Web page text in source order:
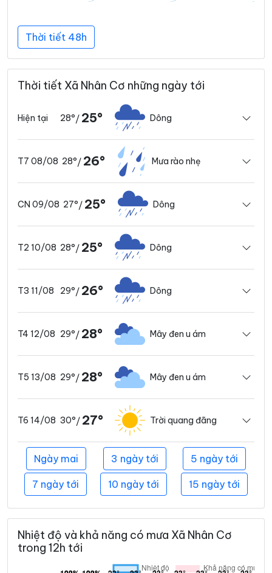
Thời tiết 48h
Thời tiết Xã Nhân Cơ những ngày tới
Hiện tại 28°/ 25° Dông
T7 08/08 28°/ 26° Mưa rào nhẹ
CN 09/08 27°/ 25° Dông
T2 10/08 28°/ 25° Dông
T3 11/08 29°/ 26° Dông
T4 12/08 29°/ 28° Mây đen u ám
T5 13/08 29°/ 28° Mây đen u ám
T6 14/08 30°/ 27° Trời quang đãng
Ngày mai 3 ngày tới 5 ngày tới
7 ngày tới 10 ngày tới 15 ngày tới
Nhiệt độ và khả năng có mưa Xã Nhân Cơ
trong 12h tới